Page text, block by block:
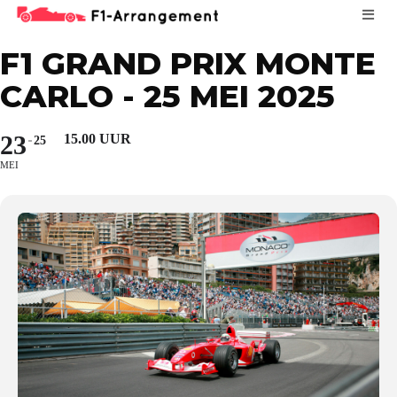
F1 GRAND PRIX MONTE
CARLO - 25 MEI 2025
23
MEI
25 15.00 UUR